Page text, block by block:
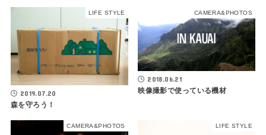
LIFE STYLE
2019.07.20
森を守ろう！
CAMERA&PHOTOS
2018.06.21
映像撮影で使っている機材
CAMERA&PHOTOS LIFE STYLE